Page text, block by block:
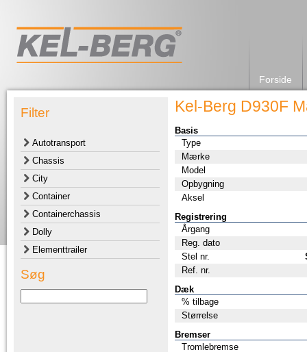
Forside
Filter
Autotransport
Chassis
City
Container
Containerchassis
Dolly
Elementtrailer
Søg
Kel-Berg D930F
Basis
Type
Mærke
Model
Opbygning
Aksel
Registrering
Årgang
Reg. dato
Stel nr.
Ref. nr.
Dæk
% tilbage
Størrelse
Bremser
Tromlebremse